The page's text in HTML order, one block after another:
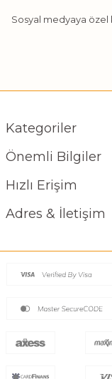
Sosyal medyaya
Kategoriler
Önemli Bilgiler
Hızlı Erişim
Adres & İletişim